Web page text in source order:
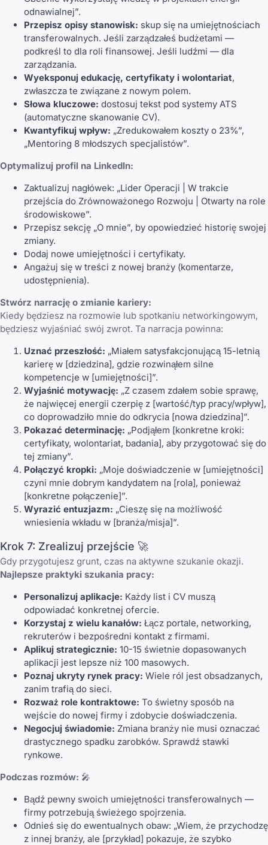
odnawialnej”.
Przepisz opisy stanowisk: skup się na umiejętnościach
transferowalnych. Jeśli zarządzałeś budżetami —
podkreśl to dla roli finansowej. Jeśli ludźmi — dla
zarządzania.
Wyeksponuj edukację, certyfikaty i wolontariat,
zwłaszcza te związane z nowym polem.
Słowa kluczowe: dostosuj tekst pod systemy ATS
(automatyczne skanowanie CV).
Kwantyfikuj wpływ: „Zredukowałem koszty o 23%”,
„Mentoring 8 młodszych specjalistów”.
Optymalizuj profil na LinkedIn:
Zaktualizuj nagłówek: „Lider Operacji | W trakcie
przejścia do Zrównoważonego Rozwoju | Otwarty na role
środowiskowe”.
Przepisz sekcję „O mnie”, by opowiedzieć historię swojej
zmiany.
Dodaj nowe umiejętności i certyfikaty.
Angażuj się w treści z nowej branży (komentarze,
udostępnienia).
Stwórz narrację o zmianie kariery:
Kiedy będziesz na rozmowie lub spotkaniu networkingowym,
będziesz wyjaśniać swój zwrot. Ta narracja powinna:
Uznać przeszłość: „Miałem satysfakcjonującą 15-letnią
karierę w [dziedzina], gdzie rozwinąłem silne
kompetencje w [umiejętności]”.
Wyjaśnić motywację: „Z czasem zdałem sobie sprawę,
że najwięcej energii czerpię z [wartość/typ pracy/wpływ],
co doprowadziło mnie do odkrycia [nowa dziedzina]”.
Pokazać determinację: „Podjąłem [konkretne kroki:
certyfikaty, wolontariat, badania], aby przygotować się do
tej zmiany”.
Połączyć kropki: „Moje doświadczenie w [umiejętności]
czyni mnie dobrym kandydatem na [rola], ponieważ
[konkretne połączenie]”.
Wyrazić entuzjazm: „Cieszę się na możliwość
wniesienia wkładu w [branża/misja]”.
Krok 7: Zrealizuj przejście 🚀
Gdy przygotujesz grunt, czas na aktywne szukanie okazji.
Najlepsze praktyki szukania pracy:
Personalizuj aplikacje: Każdy list i CV muszą
odpowiadać konkretnej ofercie.
Korzystaj z wielu kanałów: Łącz portale, networking,
rekruterów i bezpośredni kontakt z firmami.
Aplikuj strategicznie: 10-15 świetnie dopasowanych
aplikacji jest lepsze niż 100 masowych.
Poznaj ukryty rynek pracy: Wiele ról jest obsadzanych,
zanim trafią do sieci.
Rozważ role kontraktowe: To świetny sposób na
wejście do nowej firmy i zdobycie doświadczenia.
Negocjuj świadomie: Zmiana branży nie musi oznaczać
drastycznego spadku zarobków. Sprawdź stawki
rynkowe.
Podczas rozmów: 🎤
Bądź pewny swoich umiejętności transferowalnych —
firmy potrzebują świeżego spojrzenia.
Odnieś się do ewentualnych obaw: „Wiem, że przychodzę
z innej branży, ale [przykład] pokazuje, że szybko